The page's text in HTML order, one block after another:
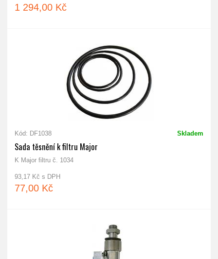
1 294,00 Kč
Kód: DF1038 Skladem
Sada těsnění k filtru Major
K Major filtru č. 1034
93,17 Kč s DPH
77,00 Kč